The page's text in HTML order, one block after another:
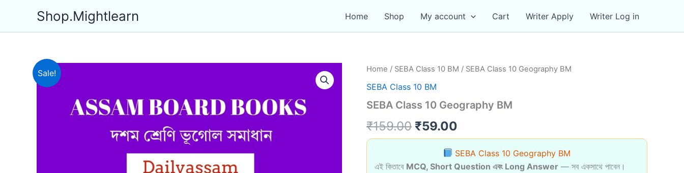
content
Shop.Mightlearn Home Shop My account Cart Writer Apply Writer Log in
Sale! Home / SEBA Class 10 BM / SEBA Class 10 Geography BM
SEBA Class 10 BM
SEBA Class 10 Geography BM
₹159.00 Original
price
was:
₹59.00
is:
SEBA Class 10 Geography BM
এই কিতাবে MCQ, Short Question এবং Long Answer — সব একসাথে পাবেন।